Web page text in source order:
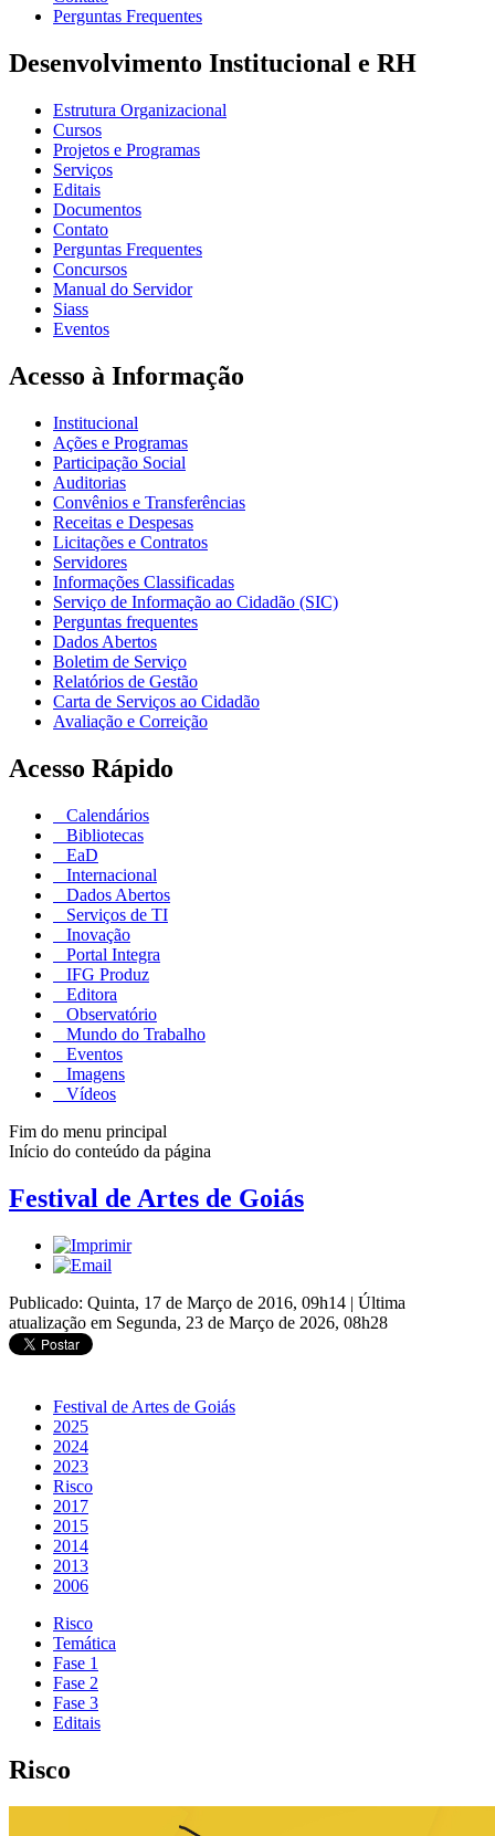
Perguntas Frequentes
Desenvolvimento Institucional e RH
Estrutura Organizacional
Cursos
Projetos e Programas
Serviços
Editais
Documentos
Contato
Perguntas Frequentes
Concursos
Manual do Servidor
Siass
Eventos
Acesso à Informação
Institucional
Ações e Programas
Participação Social
Auditorias
Convênios e Transferências
Receitas e Despesas
Licitações e Contratos
Servidores
Informações Classificadas
Serviço de Informação ao Cidadão (SIC)
Perguntas frequentes
Dados Abertos
Boletim de Serviço
Relatórios de Gestão
Carta de Serviços ao Cidadão
Avaliação e Correição
Acesso Rápido
Calendários
Bibliotecas
EaD
Internacional
Dados Abertos
Serviços de TI
Inovação
Portal Integra
IFG Produz
Editora
Observatório
Mundo do Trabalho
Eventos
Imagens
Vídeos
Fim do menu principal
Início do conteúdo da página
Festival de Artes de Goiás
Publicado: Quinta, 17 de Março de 2016, 09h14 | Última
atualização em Segunda, 23 de Março de 2026, 08h28
Festival de Artes de Goiás
2025
2024
2023
Risco
2017
2015
2014
2013
2006
Risco
Temática
Fase 1
Fase 2
Fase 3
Editais
Risco